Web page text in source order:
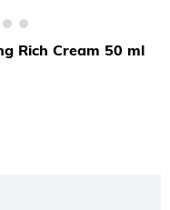
Rich Cream 50 ml